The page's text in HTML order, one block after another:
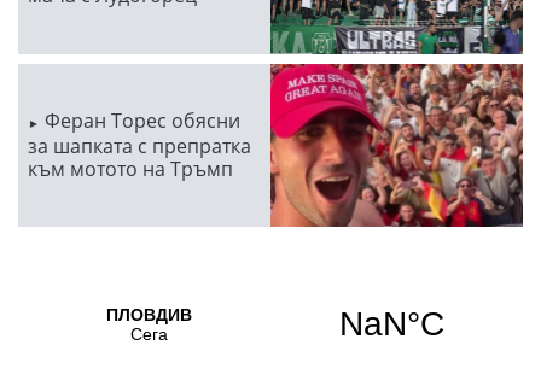
Феран Торес обясни
за шапката с препратка
към мотото на Тръмп